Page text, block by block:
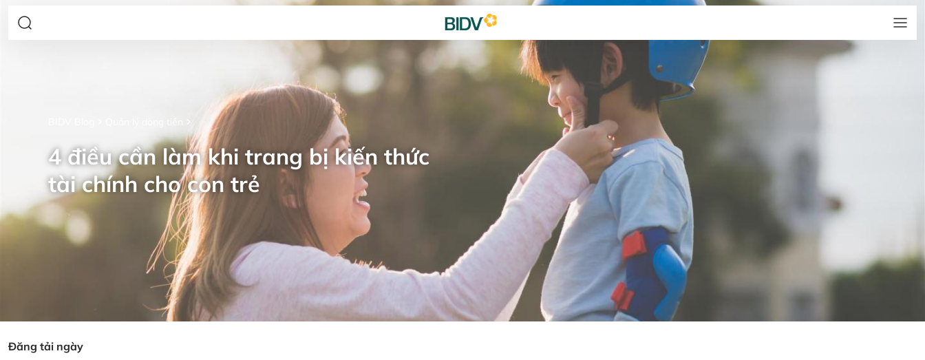
4 điều cần làm khi trang bị kiến thức
tài chính cho con trẻ
Đăng tải ngày